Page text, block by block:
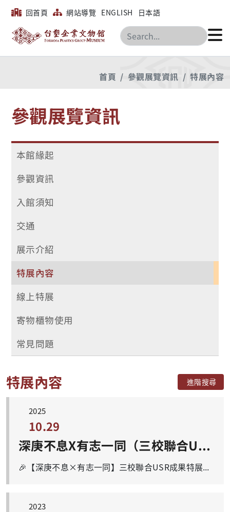
回首頁 網站導覽 ENGLISH 日本語
搜尋
首頁 參觀展覽資訊 特展內容
參觀展覽資訊
本館緣起
參觀資訊
入館須知
交通
展示介紹
特展內容
線上特展
寄物櫃物使用
常見問題
特展內容 進階搜尋
2025
10.29
深庚不息X有志一同（三校聯合USR成果特展）
🎉【深庚不息×有志一同】三校聯合USR成果特展即將登場啦！ 🌱展期：8月1日（五）～12月28日（日）歡迎您帶著孩子或老師帶學生，進行一場知識與永續的探索之旅！ 📍地點：台塑企業文物館B1活動教室（長庚大學校園內） 【適合親子同遊！也歡迎教育學者與學子們深入了解USR（大學社會責任）如何落實永續發展目標（SDGs）】 🔍【展區亮點一次看】 🔹長庚大學展區｜翻翻樂互動體驗× SDGs落實亮點×USR實踐歷程 🔹長庚科大×明志科大展區｜教育部USR第四期成果完整呈現 🔹書籍專區｜多元文化繪本、生態調查、永續報告書，適合親子共讀與研究參考 🔹拼圖互動區｜動手拚出六面精彩圖像，寓教於樂！ 🌏歡迎老師帶領學生參訪，也邀請爸爸媽媽陪孩子一起探索「永續」的真諦！ 參觀資訊： 📌免門票、看展無需預約，歡迎隨蒞臨參觀！ 🕘開館時間：週二至週日09:00～17:00（⛔週一、選舉日、農曆除夕至年初三休館） 📞諮詢專線：03-211-8800分機3392
2023